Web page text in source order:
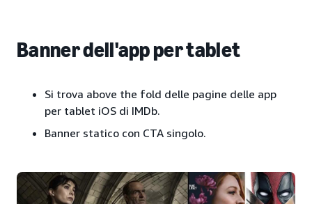
Banner dell'app per tablet
Si trova above the fold delle pagine delle app
per tablet iOS di IMDb.
Banner statico con CTA singolo.